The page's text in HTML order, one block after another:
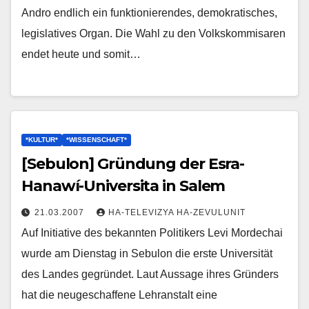
Andro endlich ein funktionierendes, demokratisches,
legislatives Organ. Die Wahl zu den Volkskommisaren
endet heute und somit…
*KULTUR* *WISSENSCHAFT*
[Sebulon] Gründung der Esra-
Hanawí-Universita in Salem
21.03.2007 HA-TELEVIZYA HA-ZEVULUNIT
Auf Initiative des bekannten Politikers Levi Mordechai
wurde am Dienstag in Sebulon die erste Universität
des Landes gegründet. Laut Aussage ihres Gründers
hat die neugeschaffene Lehranstalt eine